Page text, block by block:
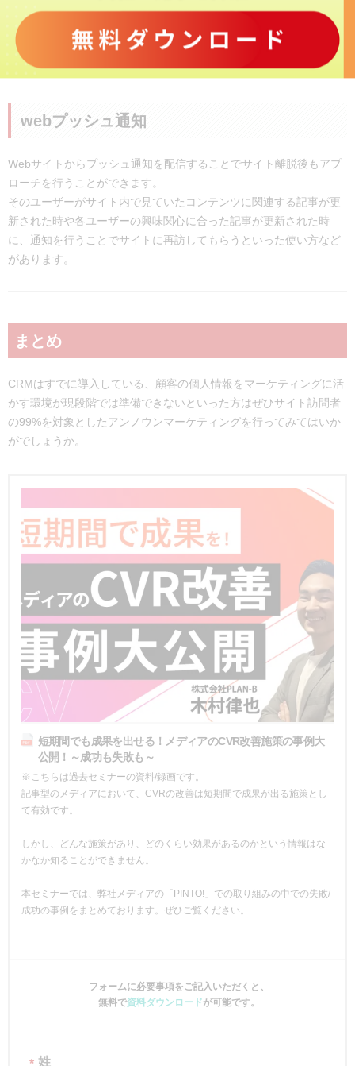
ット上に入力してもらい、アンノウンな部分を少しでも無くし、そ
こから得た情報から最適なものを表示するといった使われ方がされ
ています。
webプッシュ通知
Webサイトからプッシュ通知を配信することでサイト離脱後もアプ
ローチを行うことができます。
そのユーザーがサイト内で見ていたコンテンツに関連する記事が更
新された時や各ユーザーの興味関心に合った記事が更新された時
に、通知を行うことでサイトに再訪してもらうといった使い方など
があります。
まとめ
CRMはすでに導入している、顧客の個人情報をマーケティングに活
かす環境が現段階では準備できないといった方はぜひサイト訪問者
の99%を対象としたアンノウンマーケティングを行ってみてはいか
がでしょうか。
短期間でも成果を出せる！メディアのCVR改善施策の事例大
公開！～成功も失敗も～
※こちらは過去セミナーの資料/録画です。
記事型のメディアにおいて、CVRの改善は短期間で成果が出る施策とし
て有効です。
しかし、どんな施策があり、どのくらい効果があるのかという情報はな
かなか知ることができません。
本セミナーでは、弊社メディアの「PINTO!」での取り組みの中での失敗/
成功の事例をまとめております。ぜひご覧ください。
フォームに必要事項をご記入いただくと、
無料で資料ダウンロードが可能です。
姓